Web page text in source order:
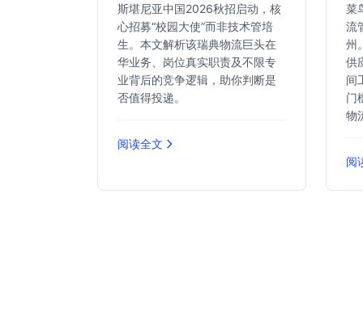
斯堪尼亚中国2026秋招启动，核
心招募“校园大使”而非技术管培
生。本文解析该瑞典物流巨头在
华业务、岗位真实职责及不限专
业背后的竞争逻辑，助你判断是
否值得投递。
阅读全文
菜
流
州
供
间
门
物
阅